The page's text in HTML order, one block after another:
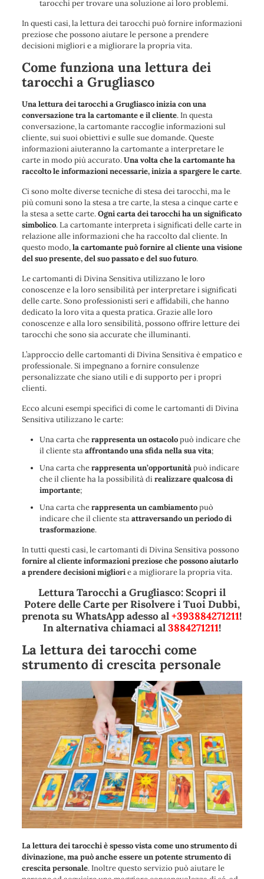
tarocchi per trovare una soluzione ai loro problemi.
In questi casi, la lettura dei tarocchi può fornire informazioni
preziose che possono aiutare le persone a prendere
decisioni migliori e a migliorare la propria vita.
Come funziona una lettura dei
tarocchi a Grugliasco
Una lettura dei tarocchi a Grugliasco inizia con una
conversazione tra la cartomante e il cliente. In questa
conversazione, la cartomante raccoglie informazioni sul
cliente, sui suoi obiettivi e sulle sue domande. Queste
informazioni aiuteranno la cartomante a interpretare le
carte in modo più accurato.Una volta che la cartomante ha
raccolto le informazioni necessarie, inizia a spargere le carte.
Ci sono molte diverse tecniche di stesa dei tarocchi, ma le
più comuni sono la stesa a tre carte, la stesa a cinque carte e
la stesa a sette carte.Ogni carta dei tarocchi ha un significato
simbolico. La cartomante interpreta i significati delle carte in
relazione alle informazioni che ha raccolto dal cliente. In
questo modo,la cartomante può fornire al cliente una visione
del suo presente, del suo passato e del suo futuro.
Le cartomanti di Divina Sensitiva utilizzano le loro
conoscenze e la loro sensibilità per interpretare i significati
delle carte. Sono professionisti seri e affidabili, che hanno
dedicato la loro vita a questa pratica. Grazie alle loro
conoscenze e alla loro sensibilità, possono offrire letture dei
tarocchi che sono sia accurate che illuminanti.
L’approccio delle cartomanti di Divina Sensitiva è empatico e
professionale. Si impegnano a fornire consulenze
personalizzate che siano utili e di supporto per i propri
clienti.
Ecco alcuni esempi specifici di come le cartomanti di Divina
Sensitiva utilizzano le carte:
Una carta cherappresenta un ostacolopuò indicare che
il cliente staaffrontando una sfida nella sua vita;
Una carta cherappresenta un’opportunitàpuò indicare
che il cliente ha la possibilità direalizzare qualcosa di
importante;
Una carta cherappresenta un cambiamentopuò
indicare che il cliente staattraversando un periodo di
trasformazione.
In tutti questi casi, le cartomanti di Divina Sensitiva possono
fornire al cliente informazioni preziose che possono aiutarlo
a prendere decisioni migliorie a migliorare la propria vita.
Lettura Tarocchi a Grugliasco: Scopri il
Potere delle Carte per Risolvere i Tuoi Dubbi,
prenota su WhatsApp adesso al+393884271211!
In alternativa chiamaci al3884271211!
La lettura dei tarocchi come
strumento di crescita personale
La lettura dei tarocchi è spesso vista come uno strumento di
divinazione, ma può anche essere un potente strumento di
crescita personale. Inoltre questo servizio può aiutare le